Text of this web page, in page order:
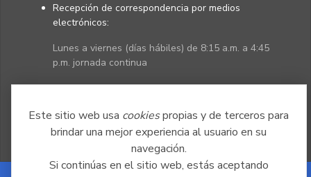
Este sitio web usa cookiespropias y de terceros para
brindar una mejor experiencia al usuario en su
navegación.
Si continúas en el sitio web, estás aceptando
Recepción de correspondencia por medios
electrónicos:
Lunes a viernes (días hábiles) de 8:15 a.m. a 4:45
p.m. jornada continua